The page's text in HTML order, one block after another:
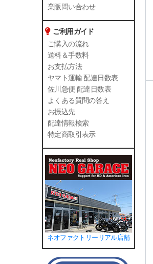
業販問い合わせ
ご利用ガイド
ご購入の流れ
送料＆手数料
お支払方法
ヤマト運輸 配達日数表
佐川急便 配達日数表
よくある質問の答え
お振込先
配達情報検索
特定商取引表示
ネオファクトリーリアル店舗